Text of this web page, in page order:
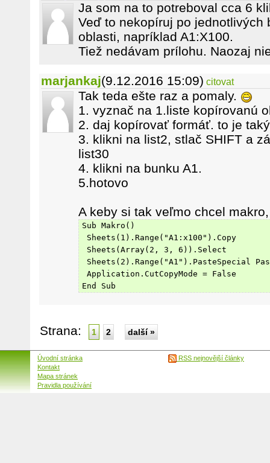
Ja som na to potreboval cca 6
Veď to nekopíruj po jednotlivých
oblasti, napríklad A1:X100.
Tiež nedávam prílohu. Naozaj
marjankaj(9.12.2016 15:09) citovat
Tak teda ešte raz a pomaly.
1. vyznač na 1.liste kopírovanú
2. daj kopírovať formáť. to je
3. klikni na list2, stlač SHIFT a
list30
4. klikni na bunku A1.
5.hotovo
A keby si tak veľmo chcel
Sub Makro()
Sheets(1).Range("A1:x100").Copy
Sheets(Array(2, 3, 6)).Select
Sheets(2).Range("A1").PasteSpecial
Application.CutCopyMode = False
End Sub
Strana: 1 2 další »
Úvodní stránka
Kontakt
Mapa stránek
Pravidla používání
RSS nejnovější články